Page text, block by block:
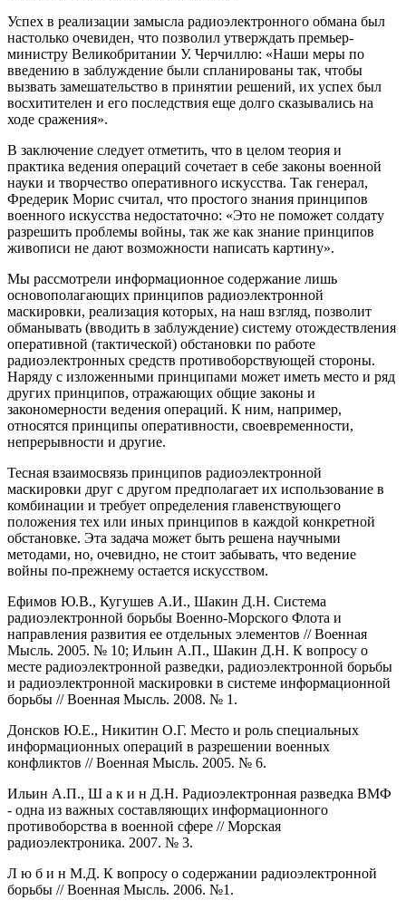
Успех в реализации замысла радиоэлектронного обмана был
настолько очевиден, что позволил утверждать премьер-
министру Великобритании У. Черчиллю: «Наши меры по
введению в заблуждение были спланированы так, чтобы
вызвать замешательство в принятии решений, их успех был
восхитителен и его последствия еще долго сказывались на
ходе сражения».
В заключение следует отметить, что в целом теория и
практика ведения операций сочетает в себе законы военной
науки и творчество оперативного искусства. Так генерал,
Фредерик Морис считал, что простого знания принципов
военного искусства недостаточно: «Это не поможет солдату
разрешить проблемы войны, так же как знание принципов
живописи не дают возможности написать картину».
Мы рассмотрели информационное содержание лишь
основополагающих принципов радиоэлектронной
маскировки, реализация которых, на наш взгляд, позволит
обманывать (вводить в заблуждение) систему отождествления
оперативной (тактической) обстановки по работе
радиоэлектронных средств противоборствующей стороны.
Наряду с изложенными принципами может иметь место и ряд
других принципов, отражающих общие законы и
закономерности ведения операций. К ним, например,
относятся принципы оперативности, своевременности,
непрерывности и другие.
Тесная взаимосвязь принципов радиоэлектронной
маскировки друг с другом предполагает их использование в
комбинации и требует определения главенствующего
положения тех или иных принципов в каждой конкретной
обстановке. Эта задача может быть решена научными
методами, но, очевидно, не стоит забывать, что ведение
войны по-прежнему остается искусством.
Ефимов Ю.В., Кугушев А.И., Шакин Д.Н. Система
радиоэлектронной борьбы Военно-Морского Флота и
направления развития ее отдельных элементов // Военная
Мысль. 2005. № 10; Ильин А.П., Шакин Д.Н. К вопросу о
месте радиоэлектронной разведки, радиоэлектронной борьбы
и радиоэлектронной маскировки в системе информационной
борьбы // Военная Мысль. 2008. № 1.
Донсков Ю.Е., Никитин О.Г. Место и роль специальных
информационных операций в разрешении военных
конфликтов // Военная Мысль. 2005. № 6.
Ильин А.П., Ш а к и н Д.Н. Радиоэлектронная разведка ВМФ
- одна из важных составляющих информационного
противоборства в военной сфере // Морская
радиоэлектроника. 2007. № 3.
Л ю б и н М.Д. К вопросу о содержании радиоэлектронной
борьбы // Военная Мысль. 2006. №1.